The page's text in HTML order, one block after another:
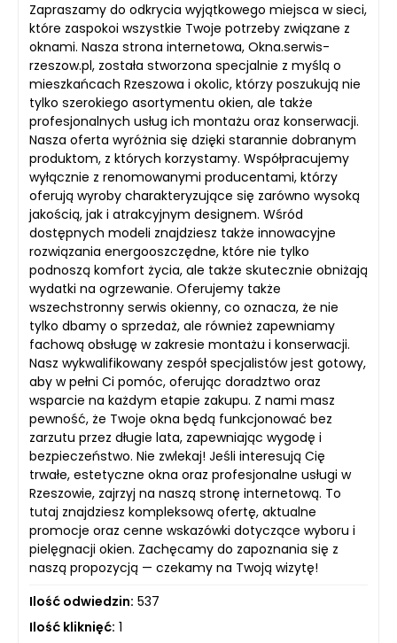
Zapraszamy do odkrycia wyjątkowego miejsca w sieci,
które zaspokoi wszystkie Twoje potrzeby związane z
oknami. Nasza strona internetowa, Okna.serwis-
rzeszow.pl, została stworzona specjalnie z myślą o
mieszkańcach Rzeszowa i okolic, którzy poszukują nie
tylko szerokiego asortymentu okien, ale także
profesjonalnych usług ich montażu oraz konserwacji.
Nasza oferta wyróżnia się dzięki starannie dobranym
produktom, z których korzystamy. Współpracujemy
wyłącznie z renomowanymi producentami, którzy
oferują wyroby charakteryzujące się zarówno wysoką
jakością, jak i atrakcyjnym designem. Wśród
dostępnych modeli znajdziesz także innowacyjne
rozwiązania energooszczędne, które nie tylko
podnoszą komfort życia, ale także skutecznie obniżają
wydatki na ogrzewanie. Oferujemy także
wszechstronny serwis okienny, co oznacza, że nie
tylko dbamy o sprzedaż, ale również zapewniamy
fachową obsługę w zakresie montażu i konserwacji.
Nasz wykwalifikowany zespół specjalistów jest gotowy,
aby w pełni Ci pomóc, oferując doradztwo oraz
wsparcie na każdym etapie zakupu. Z nami masz
pewność, że Twoje okna będą funkcjonować bez
zarzutu przez długie lata, zapewniając wygodę i
bezpieczeństwo. Nie zwlekaj! Jeśli interesują Cię
trwałe, estetyczne okna oraz profesjonalne usługi w
Rzeszowie, zajrzyj na naszą stronę internetową. To
tutaj znajdziesz kompleksową ofertę, aktualne
promocje oraz cenne wskazówki dotyczące wyboru i
pielęgnacji okien. Zachęcamy do zapoznania się z
naszą propozycją — czekamy na Twoją wizytę!
Ilość odwiedzin: 537
Ilość kliknięć: 1